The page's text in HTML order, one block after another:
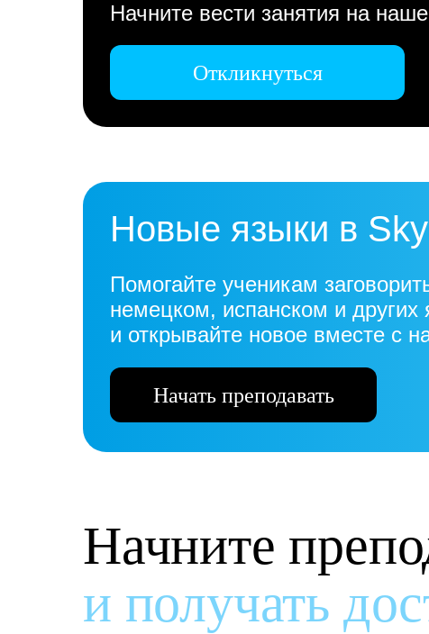
Начните вести занятия на
Откликнуться
Новые языки в
Помогайте ученикам
немецком, испанском и
и открывайте новое вместе с
Начать преподавать
Начните
и получать